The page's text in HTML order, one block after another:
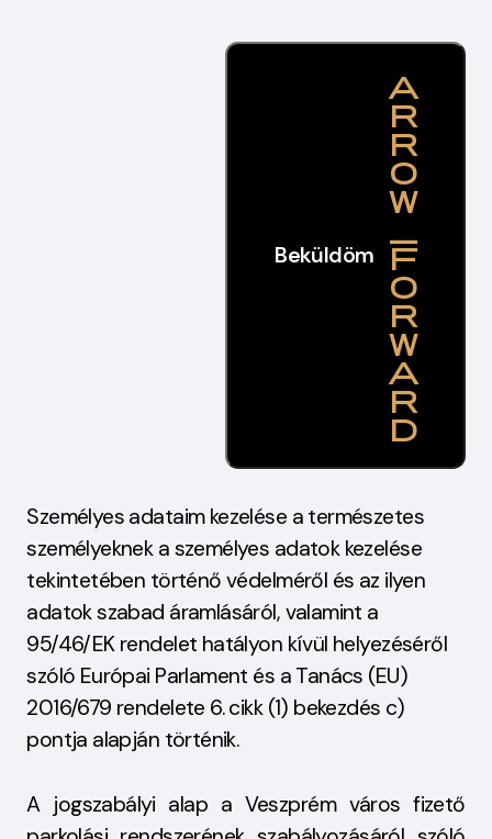
Beküldöm
Személyes adataim kezelése a természetes
személyeknek a személyes adatok kezelése
tekintetében történő védelméről és az ilyen
adatok szabad áramlásáról, valamint a
95/46/EK rendelet hatályon kívül helyezéséről
szóló Európai Parlament és a Tanács (EU)
2016/679 rendelete 6. cikk (1) bekezdés c)
pontja alapján történik.
A jogszabályi alap a Veszprém város fizető